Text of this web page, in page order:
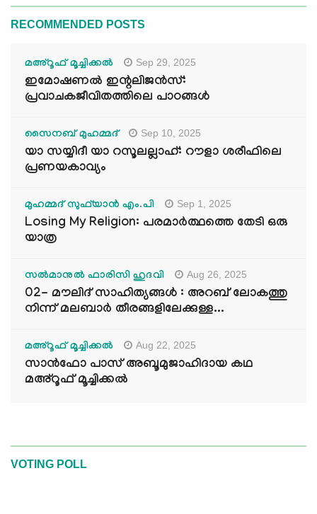
RECOMMENDED POSTS
മഅ്റൂഫ് മൂച്ചിക്കല്‍ Sep 29, 2025
ഇമോഷണൽ ഇന്റലിജൻസ്:
പ്രവാചകജീവിതത്തിലെ പാഠങ്ങൾ
സൈനബ് മുഹമ്മദ് Sep 10, 2025
യാ സയ്യിദീ യാ റസൂലല്ലാഹ്: റൗളാ ശരീഫിലെ
പ്രണയകാവ്യം
മുഹമ്മദ് സുഫ്‌യാൻ എം.പി Sep 1, 2025
Losing My Religion: പരമാർത്ഥത്തെ തേടി ഒരു
യാത്ര
സൽമാനുൽ ഫാരിസി ഹുദവി Aug 26, 2025
02- മൗലിദ് സാഹിത്യങ്ങൾ : അറബ് ലോകത്തു
നിന്ന് മലബാർ തീരങ്ങളിലേക്കുള്ള...
മഅ്റൂഫ് മൂച്ചിക്കല്‍ Aug 22, 2025
സാൻഫോ പാസ് അബൂമുജാഹിദായ കഥ
മഅ്റൂഫ് മൂച്ചിക്കല്‍
VOTING POLL